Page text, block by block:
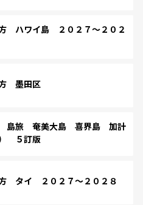
ハワイ島 ２０２７～２０２
墨田区
島旅 奄美大島 喜界島 加計
５訂版
タイ ２０２７～２０２８